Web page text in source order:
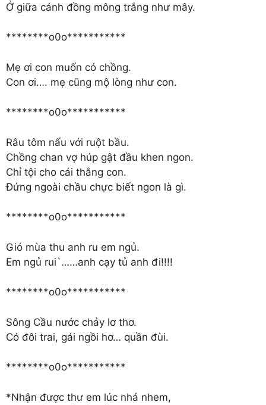
Ở giữa cánh đồng mông trắng như mây.
********o0o***********
Mẹ ơi con muốn có chồng.
Con ơi…. mẹ cũng mộ lòng như con.
********o0o***********
Râu tôm nấu với ruột bầu.
Chồng chan vợ húp gật đầu khen ngon.
Chỉ tội cho cái thằng con.
Đứng ngoài chầu chực biết ngon là gì.
********o0o***********
Gió mùa thu anh ru em ngủ.
Em ngủ rui`……anh cạy tủ anh đi!!!!
********o0o***********
Sông Cầu nước chảy lơ thơ.
Có đôi trai, gái ngồi hơ… quần đùi.
********o0o***********
*Nhận được thư em lúc nhá nhem,